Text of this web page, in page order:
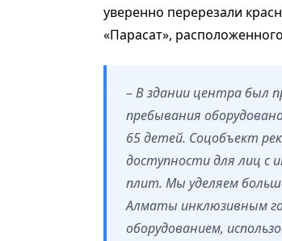
уверенно перерезали
«Парасат»,
– В здании центра был
пребывания
65 детей. Соцобъект
доступности для лиц с
плит. Мы уделяем
Алматы инклюзивным
оборудованием,